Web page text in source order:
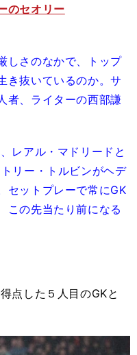
のセオリー
しさのなかで、トップ
き抜いているのか。サ
者、ライターの西部謙
レアル・マドリードと
リー・トルビンがヘデ
セットプレーで常にGK
この先当たり前になる
点した５人目のGKと